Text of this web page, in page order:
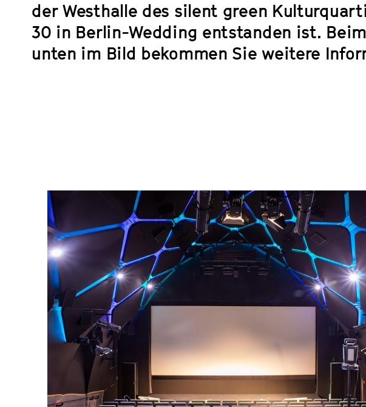
der Westhalle des silent green
30 in Berlin-Wedding entstanden ist.
unten im Bild bekommen Sie weitere